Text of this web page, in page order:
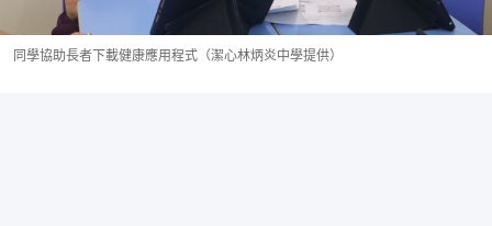
同學協助長者下載健康應用程式（潔心林炳炎中學提供）